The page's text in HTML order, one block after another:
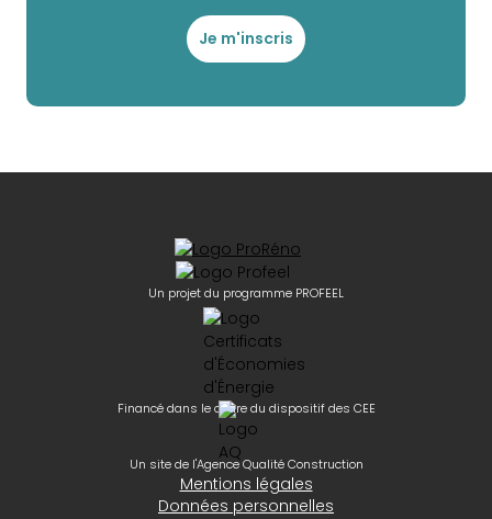
Je m'inscris
Un projet du programme PROFEEL
Financé dans le cadre du dispositif des CEE
Un site de l'Agence Qualité Construction
Mentions légales
Données personnelles